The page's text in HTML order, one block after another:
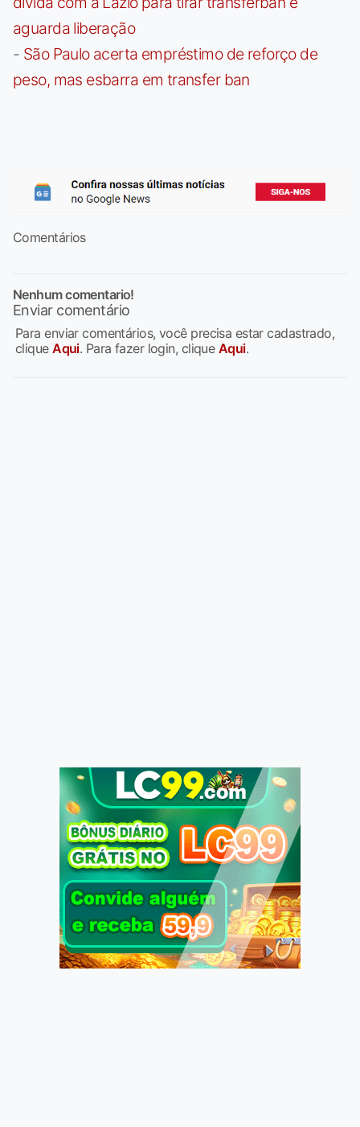
aguarda liberação
- São Paulo acerta empréstimo de reforço de
peso, mas esbarra em transfer ban
Comentários
Nenhum comentario!
Enviar comentário
Para enviar comentários, você precisa estar cadastrado,
cliqueAqui. Para fazer login, clique Aqui.